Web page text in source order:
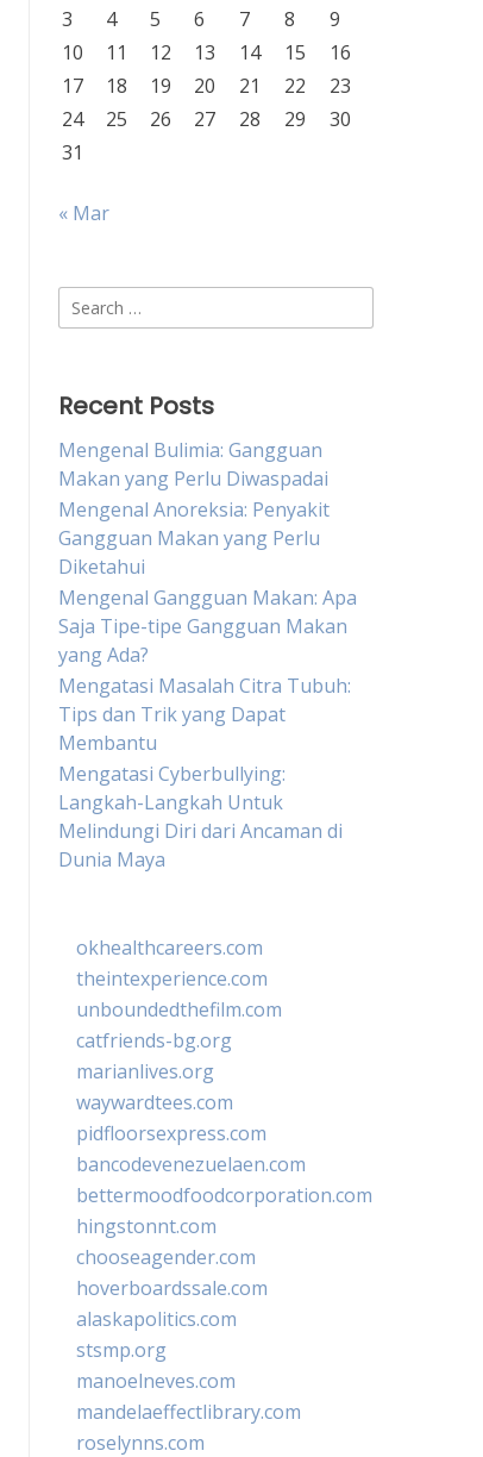
3
4 5 6 7 8
9
10
11 12 13 14 15
16
17
18 19 20 21 22
23
24
25 26 27 28 29
30
31
« Mar
Search
for:
Recent Posts
Mengenal Bulimia: Gangguan
Makan yang Perlu Diwaspadai
Mengenal Anoreksia: Penyakit
Gangguan Makan yang Perlu
Diketahui
Mengenal Gangguan Makan: Apa
Saja Tipe-tipe Gangguan Makan
yang Ada?
Mengatasi Masalah Citra Tubuh:
Tips dan Trik yang Dapat
Membantu
Mengatasi Cyberbullying:
Langkah-Langkah Untuk
Melindungi Diri dari Ancaman di
Dunia Maya
okhealthcareers.com
theintexperience.com
unboundedthefilm.com
catfriends-bg.org
marianlives.org
waywardtees.com
pidfloorsexpress.com
bancodevenezuelaen.com
bettermoodfoodcorporation.com
hingstonnt.com
chooseagender.com
hoverboardssale.com
alaskapolitics.com
stsmp.org
manoelneves.com
mandelaeffectlibrary.com
roselynns.com